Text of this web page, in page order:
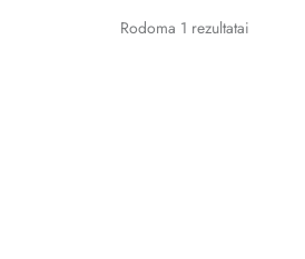
Rodoma 1 rezultatai